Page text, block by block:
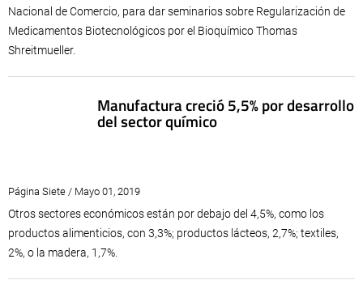
Nacional de Comercio, para dar seminarios sobre Regularización de
Medicamentos Biotecnológicos por el Bioquímico Thomas
Shreitmueller.
Manufactura creció 5,5% por desarrollo
del sector químico
Página Siete / Mayo 01, 2019
Otros sectores económicos están por debajo del 4,5%, como los
productos alimenticios, con 3,3%; productos lácteos, 2,7%; textiles,
2%, o la madera, 1,7%.